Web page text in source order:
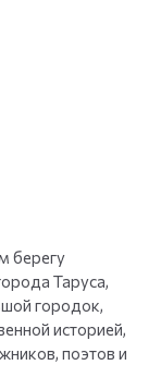
берегу
Таруса,
городок,
историей,
поэтов и